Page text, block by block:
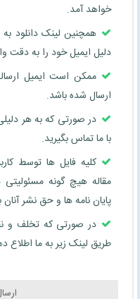
خواهد آمد.
همچنین لینک دانلود
دلیل ایمیل خود را به دقت
ارسال شده باشد.
در صورتی که به هر
با ما تماس بگیرید.
کلیه فایل ها توسط
مقاله هیچ گونه
پایان نامه ها و حق نشر آنان
در صورتی که تخلف و
طریق لینک زیر به ما اطلاع